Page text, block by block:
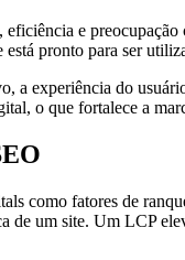
e
pronto para ser
a experiência do
o que fortalece a
como fatores de
de um site. Um LCP